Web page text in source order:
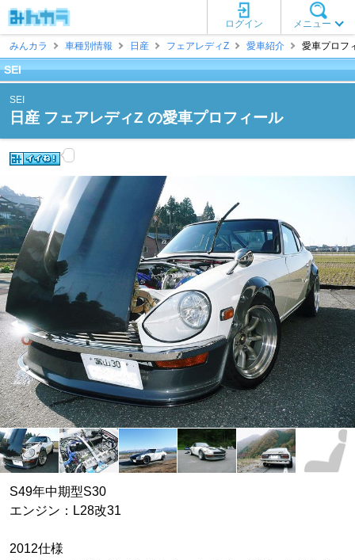
メニュー
ログイン
みんカラ
車種別情報 日産 フェアレディZ 愛車紹介 愛車プロフ
SEI
SEI
日産 フェアレディZ の愛車プロフィール
S49年中期型S30
エンジン：L28改31
2012仕様